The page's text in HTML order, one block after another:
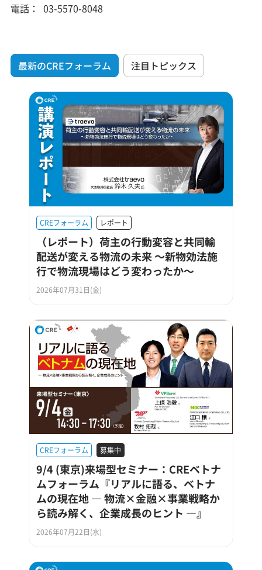
電話：
03-5570-8048
最新のCREフォーラム 注目トピックス
CREフォーラム レポート
（レポート）荷主の行動変容と共同輸
配送が変える物流の未来 ～新物効法施
行で物流現場はどう変わったか～
2026年07月31日(金)
CREフォーラム 募集中
9/4 (東京)来場型セミナー：CREベトナ
ムフォーラム『リアルに語る、ベトナ
ムの現在地 ― 物流×金融×事業戦略か
ら読み解く、企業成長のヒント ―』
2026年07月22日(水)